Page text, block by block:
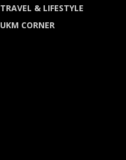
TRAVEL & LIFESTYLE
UKM CORNER